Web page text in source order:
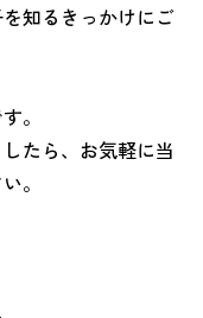
知るきっかけにご
。
たら、お気軽に当
。